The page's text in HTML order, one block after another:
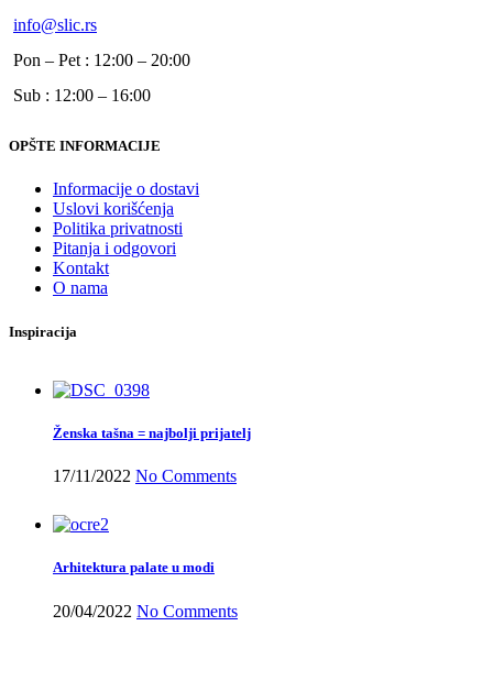
info@slic.rs
Pon – Pet : 12:00 – 20:00
Sub : 12:00 – 16:00
OPŠTE INFORMACIJE
Informacije o dostavi
Uslovi korišćenja
Politika privatnosti
Pitanja i odgovori
Kontakt
O nama
Inspiracija
Ženska tašna = najbolji prijatelj
17/11/2022 No Comments
Arhitektura palate u modi
20/04/2022 No Comments